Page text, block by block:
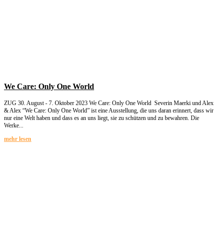
We Care: Only One World
ZUG 30. August - 7. Oktober 2023 We Care: Only One World Severin Maerki und Alex
& Alex “We Care: Only One World” ist eine Ausstellung, die uns daran erinnert, dass wir
nur eine Welt haben und dass es an uns liegt, sie zu schützen und zu bewahren. Die
Werke...
mehr lesen